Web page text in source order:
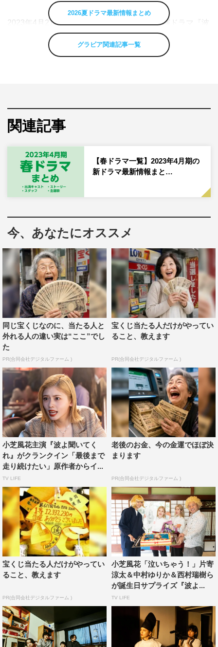
2023年4月21日（金）スタートの小芝風花主演ドラマ『波
よ聞いてくれ』のあらすじ・出演キャスト・スタッフなど
の最新情報まとめ。【随時更新】
毎週金曜 午後11時15分～深夜0時15分
『波よ聞いてくれ』関連記事・最新情報一覧
『波よ聞いてくれ』あらすじ
沙村広明による同名漫画をドラマ化。彼氏にフラれた上に
金もだまし取られ、やけ酒を飲んでは見ず知らずの男に愚
痴をさく裂させる“超絶やさぐれ女”が、あれよあれよと深
夜のラジオで冠番組を持つことになり、やがてラジオパー
ソナリティーとして開花していく。
『波よ聞いてくれ』出演キャスト
鼓田ミナレ…小芝風花
中原忠也…片寄涼太
南波瑞穂…原菜乃華
城華マキエ…中村ゆりか
茅代まどか…平野 綾
宝田嘉樹…西村瑞樹（バイきんぐ）
箱坂富美…井頭愛海
久古蘭…中川知香
久連木克三…小市慢太郎
麻藤兼嗣…北村一輝
『波よ聞いてくれ』主題歌
マカロニえんぴつ「愛の波」
『波よ聞いてくれ』スタッフ
原作：沙村広明『波よ聞いてくれ』（講談社「月刊アフタ
ヌーン」連載）
演出：住田崇、片山修、植田尚、林ゆうき、山城ショウゴ
エグゼクティブプロデューサー：内山聖子（テレビ朝日）
プロデューサー：高崎壮太（テレビ朝日）、神通勉
（MMJ）
2026夏ドラマ最新情報まとめ
グラビア関連記事一覧
関連記事
【春ドラマ一覧】2023年4月期の
新ドラマ最新情報まと…
今、あなたにオススメ
同じ宝くじなのに、当たる人と
外れる人の違い実は“ここ”でし
た
PR(合同会社デジタルファーム )
宝くじ当たる人だけがやってい
ること、教えます
PR(合同会社デジタルファーム )
小芝風花主演『波よ聞いてく
れ』がクランクイン「最後まで
走り続けたい」原作者からイ...
TV LIFE
老後のお金、今の金運でほぼ決
まります
PR(合同会社デジタルファーム )
宝くじ当たる人だけがやってい
ること、教えます
PR(合同会社デジタルファーム )
小芝風花「泣いちゃう！」片寄
涼太＆中村ゆりか＆西村瑞樹ら
が誕生日サプライズ『波よ...
TV LIFE